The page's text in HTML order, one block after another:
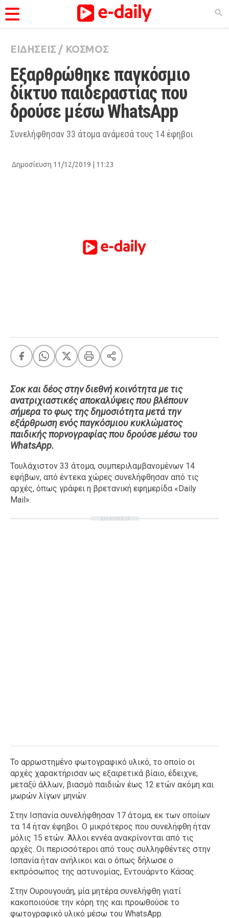
ΚΑΤΗΓΟΡΊΕΣ
Ειδήσεις
Θέματα
Videos
Podcasts
Life
A-List LGBTQI+
LIFE
Ταξίδια
Style
Σπίτι
Family
Σχέσεις
ΕΙΔΗΣΕΙΣ / ΚΟΣΜΟΣ
Εξαρθρώθηκε παγκόσμιο
δίκτυο παιδεραστίας που
δρούσε μέσω WhatsApp
Συνελήφθησαν 33 άτομα ανάμεσά τους 14 έφηβοι
Δημοσίευση 11/12/2019 | 11:23
Σοκ και δέος στην διεθνή κοινότητα με τις
ανατριχιαστικές αποκαλύψεις που βλέπουν
σήμερα το φως της δημοσιότητα μετά την
εξάρθρωση ενός παγκόσμιου κυκλώματος
παιδικής ποpνογραφίας που δρούσε μέσω του
WhatsΑpp.
Τουλάχιστον 33 άτομα, συμπεριλαμβανομένων 14
εφήβων, από έντεκα χώρες συνελήφθησαν από τις
αρχές, όπως γράφει η βρετανική εφημερίδα «Daily
Mail».
ΔΙΑΦΗΜΙΣΗ
Το αρρωστημένο φωτογραφικό υλικό, το οποίο οι
αρχές χαρακτήρισαν ως εξαιρετικά βίαιο, έδειχνε,
μεταξύ άλλων, βιασμό παιδιών έως 12 ετών ακόμη και
μωρών λίγων μηνών.
Στην Ισπανία συνελήφθησαν 17 άτομα, εκ των οποίων
τα 14 ήταν έφηβοι. Ο μικρότερος που συνελήφθη ήταν
μόλις 15 ετών. Άλλοι εννέα ανακρίνονται από τις
αρχές. Οι περισσότεροι από τους συλληφθέντες στην
Ισπανία ήταν ανήλικοι και ο όπως δήλωσε ο
εκπρόσωπος της αστυνομίας, Εντουάρντο Κάσας.
Στην Ουρουγουάη, μία μητέρα συνελήφθη γιατί
κακοποιούσε την κόρη της και προωθούσε το
φωτογραφικό υλικό μέσω του WhatsApp.